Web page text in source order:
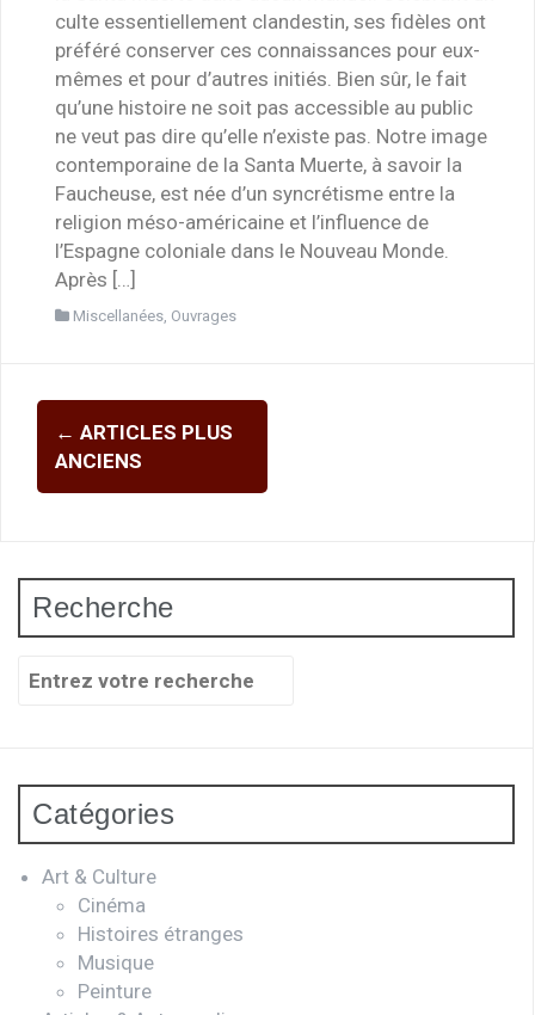
culte essentiellement clandestin, ses fidèles ont
préféré conserver ces connaissances pour eux-
mêmes et pour d’autres initiés. Bien sûr, le fait
qu’une histoire ne soit pas accessible au public
ne veut pas dire qu’elle n’existe pas. Notre image
contemporaine de la Santa Muerte, à savoir la
Faucheuse, est née d’un syncrétisme entre la
religion méso-américaine et l’influence de
l’Espagne coloniale dans le Nouveau Monde.
Après […]
Miscellanées, Ouvrages
Navigation
des
articles
← ARTICLES PLUS
ANCIENS
Recherche
Recherche
Catégories
Art & Culture
Cinéma
Histoires étranges
Musique
Peinture